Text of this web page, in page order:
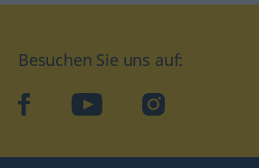
Besuchen Sie uns auf:
facebookYouTube Instagram